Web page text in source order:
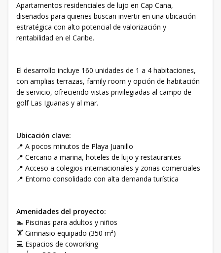
Apartamentos residenciales de lujo en Cap Cana,
diseñados para quienes buscan invertir en una ubicación
estratégica con alto potencial de valorización y
rentabilidad en el Caribe.
El desarrollo incluye 160 unidades de 1 a 4 habitaciones,
con amplias terrazas, family room y opción de habitación
de servicio, ofreciendo vistas privilegiadas al campo de
golf Las Iguanas y al mar.
Ubicación clave:
📍 A pocos minutos de Playa Juanillo
📍 Cercano a marina, hoteles de lujo y restaurantes
📍 Acceso a colegios internacionales y zonas comerciales
📍 Entorno consolidado con alta demanda turística
Amenidades del proyecto:
🏊 Piscinas para adultos y niños
🏋️ Gimnasio equipado (350 m²)
💻 Espacios de coworking